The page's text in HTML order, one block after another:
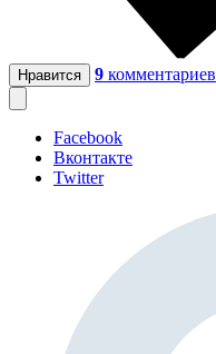
Нравится 9 комментариев
Facebook
Вконтакте
Twitter